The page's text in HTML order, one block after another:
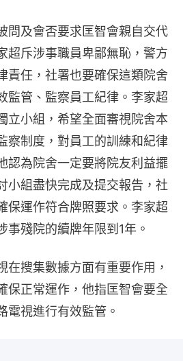
問及會否要求匡智會親自交代
超斥涉事職員卑鄙無恥，警方
責任，社署也要確保這類院舍
監管、監察員工紀律。李家超
立小組，希望全面審視院舍本
察制度，對員工的訓練和紀律
認為院舍一定要將院友利益擺
小組盡快完成及提交報告，社
保運作符合牌照要求。李家超
事殘院的續牌年限到1年。
在搜集數據方面有重要作用，
保正常運作，他指匡智會要全
電視進行有效監管。